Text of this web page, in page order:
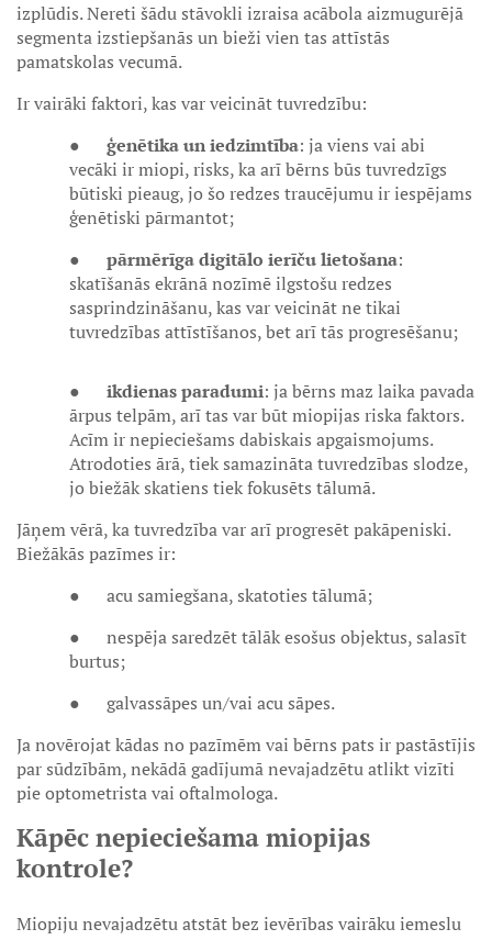
izplūdis. Nereti šādu stāvokli izraisa acābola aizmugurējā
segmenta izstiepšanās un bieži vien tas attīstās
pamatskolas vecumā.
Ir vairāki faktori, kas var veicināt tuvredzību:
● ģenētika un iedzimtība: ja viens vai abi
vecāki ir miopi, risks, ka arī bērns būs tuvredzīgs
būtiski pieaug, jo šo redzes traucējumu ir iespējams
ģenētiski pārmantot;
● pārmērīga digitālo ierīču lietošana:
skatīšanās ekrānā nozīmē ilgstošu redzes
sasprindzināšanu, kas var veicināt ne tikai
tuvredzības attīstīšanos, bet arī tās progresēšanu;
● ikdienas paradumi: ja bērns maz laika pavada
ārpus telpām, arī tas var būt miopijas riska faktors.
Acīm ir nepieciešams dabiskais apgaismojums.
Atrodoties ārā, tiek samazināta tuvredzības slodze,
jo biežāk skatiens tiek fokusēts tālumā.
Jāņem vērā, ka tuvredzība var arī progresēt pakāpeniski.
Biežākās pazīmes ir:
● acu samiegšana, skatoties tālumā;
● nespēja saredzēt tālāk esošus objektus, salasīt
burtus;
● galvassāpes un/vai acu sāpes.
Ja novērojat kādas no pazīmēm vai bērns pats ir pastāstījis
par sūdzībām, nekādā gadījumā nevajadzētu atlikt vizīti
pie optometrista vai oftalmologa.
Kāpēc nepieciešama miopijas
kontrole?
Miopiju nevajadzētu atstāt bez ievērības vairāku iemeslu